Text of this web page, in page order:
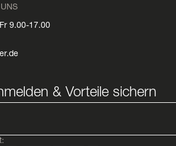
9.00-17.00
& Vorteile sichern